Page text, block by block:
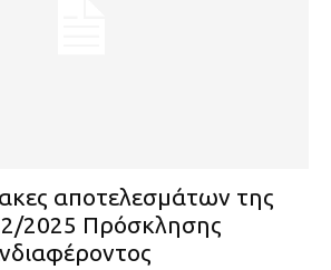
αποτελεσμάτων της
2025 Πρόσκλησης